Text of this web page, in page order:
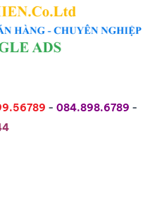
- 084.898.6789 -